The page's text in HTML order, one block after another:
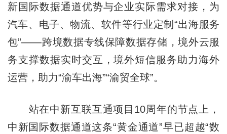
新国际数据通道优势与企业实际需求对接，为
汽车、电子、物流、软件等行业定制“出海服务
包”——跨境数据专线保障数据存储，境外云服
务支撑数据实时交互，境外短信服务助力海外
运营，助力“渝车出海”“渝贸全球”。
站在中新互联互通项目10周年的节点上，
中新国际数据通道这条“黄金通道”早已超越“数